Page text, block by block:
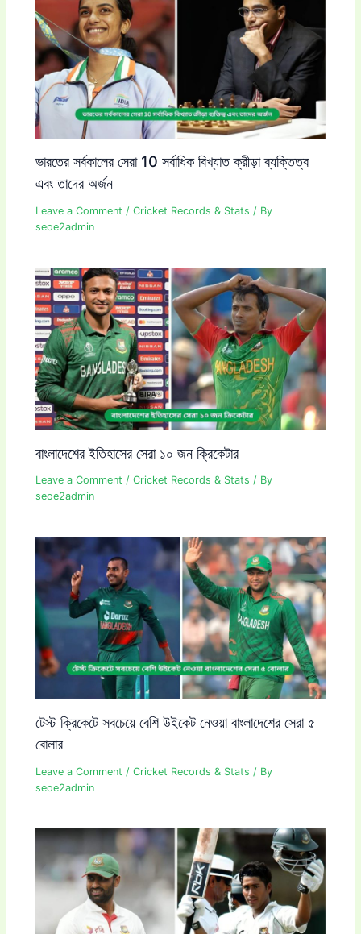
ভারতের সর্বকালের সেরা 10 সর্বাধিক বিখ্যাত ক্রীড়া ব্যক্তিত্ব
এবং তাদের অর্জন
Leave a Comment /Cricket Records & Stats / By
seoe2admin
বাংলাদেশের ইতিহাসের সেরা ১০ জন ক্রিকেটার
Leave a Comment /Cricket Records & Stats / By
seoe2admin
টেস্ট ক্রিকেটে সবচেয়ে বেশি উইকেট নেওয়া বাংলাদেশের সেরা ৫
বোলার
Leave a Comment /Cricket Records & Stats / By
seoe2admin